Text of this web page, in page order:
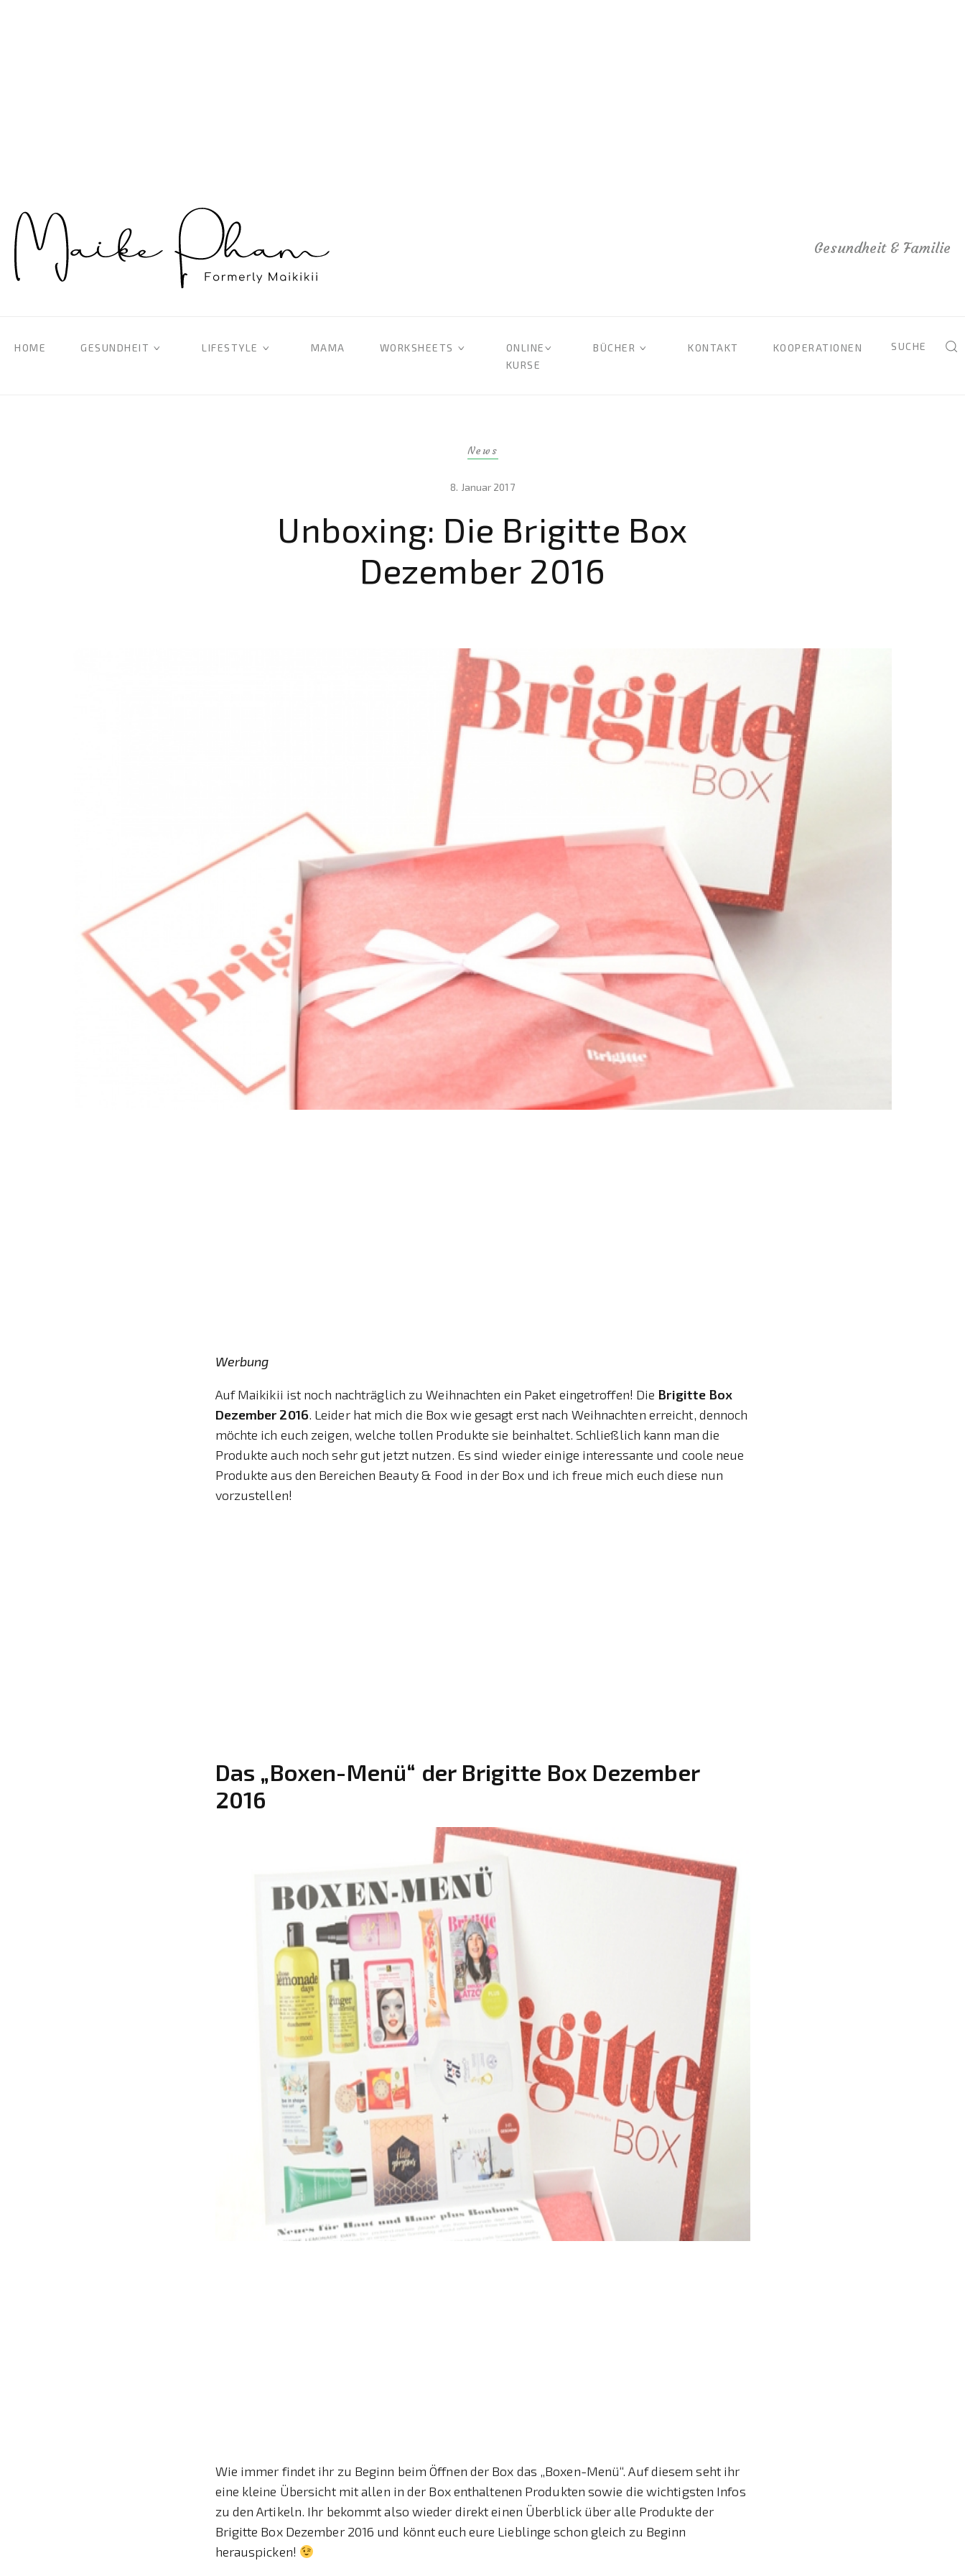
Gesundheit & Familie
HOME GESUNDHEIT LIFESTYLE MAMA WORKSHEETS
ONLINE
KURSE
BÜCHER KONTAKT KOOPERATIONEN SUCHE
News
8. Januar 2017
Unboxing: Die Brigitte Box
Dezember 2016
Werbung
Auf Maikikii ist noch nachträglich zu Weihnachten ein Paket eingetroffen! Die Brigitte Box
Dezember 2016. Leider hat mich die Box wie gesagt erst nach Weihnachten erreicht, dennoch
möchte ich euch zeigen, welche tollen Produkte sie beinhaltet. Schließlich kann man die
Produkte auch noch sehr gut jetzt nutzen. Es sind wieder einige interessante und coole neue
Produkte aus den Bereichen Beauty & Food in der Box und ich freue mich euch diese nun
vorzustellen!
Das „Boxen-Menü“ der Brigitte Box Dezember
2016
Wie immer findet ihr zu Beginn beim Öffnen der Box das „Boxen-Menü“. Auf diesem seht ihr
eine kleine Übersicht mit allen in der Box enthaltenen Produkten sowie die wichtigsten Infos
zu den Artikeln. Ihr bekommt also wieder direkt einen Überblick über alle Produkte der
Brigitte Box Dezember 2016 und könnt euch eure Lieblinge schon gleich zu Beginn
herauspicken!